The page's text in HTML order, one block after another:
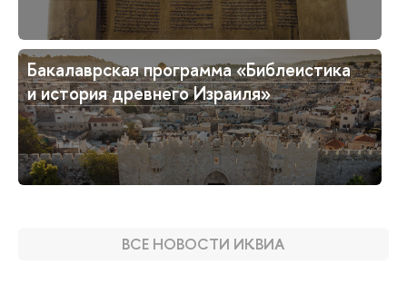
Бакалаврская программа «Библеистика
и история древнего Израиля»
ВСЕ НОВОСТИ ИКВИА